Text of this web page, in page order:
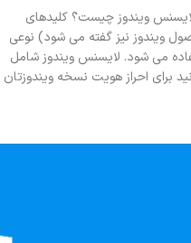
لایسنس ویندوز چیست؟ کلیدهای
ویندوز نیز گفته می شود) نوعی
می شود. لایسنس ویندوز شامل
برای احراز هویت نسخه‌ ویندوزتان